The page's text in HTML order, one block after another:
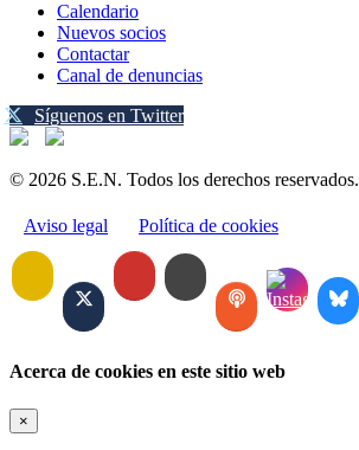
Calendario
Nuevos socios
Contactar
Canal de denuncias
Síguenos en Twitter
© 2026 S.E.N. Todos los derechos reservados.
Aviso legal Política de cookies
Acerca de cookies en este sitio web
×